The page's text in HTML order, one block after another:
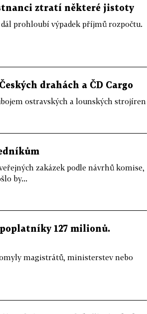
ztratí některé jistoty
prohloubí výpadek příjmů rozpočtu.
drahách a ČD Cargo
ostravských a lounských strojíren
zakázek podle návrhů komise,
by...
127 milionů.
magistrátů, ministerstev nebo